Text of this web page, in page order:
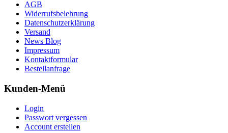
AGB
Widerrufsbelehrung
Datenschutzerklärung
Versand
News Blog
Impressum
Kontaktformular
Bestellanfrage
Kunden-Menü
Login
Passwort vergessen
Account erstellen